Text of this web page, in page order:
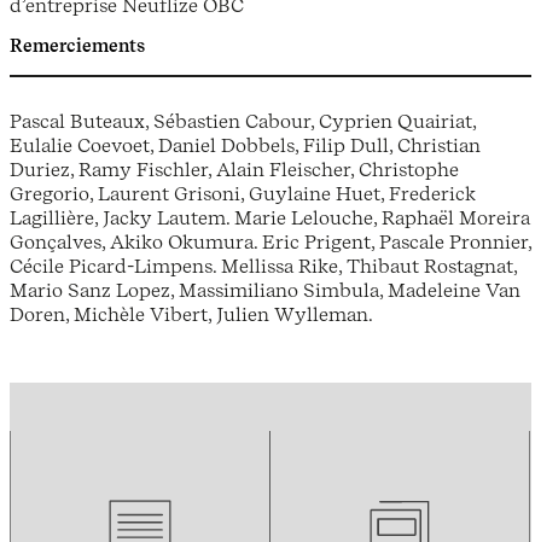
d’entreprise Neuflize OBC
Remerciements
Pascal Buteaux, Sébastien Cabour, Cyprien Quairiat,
Eulalie Coevoet, Daniel Dobbels, Filip Dull, Christian
Duriez, Ramy Fischler, Alain Fleischer, Christophe
Gregorio, Laurent Grisoni, Guylaine Huet, Frederick
Lagillière, Jacky Lautem. Marie Lelouche, Raphaël Moreira
Gonçalves, Akiko Okumura. Eric Prigent, Pascale Pronnier,
Cécile Picard-Limpens. Mellissa Rike, Thibaut Rostagnat,
Mario Sanz Lopez, Massimiliano Simbula, Madeleine Van
Doren, Michèle Vibert, Julien Wylleman.